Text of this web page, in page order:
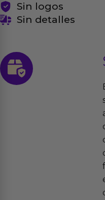
Sin logos
Sin detalles